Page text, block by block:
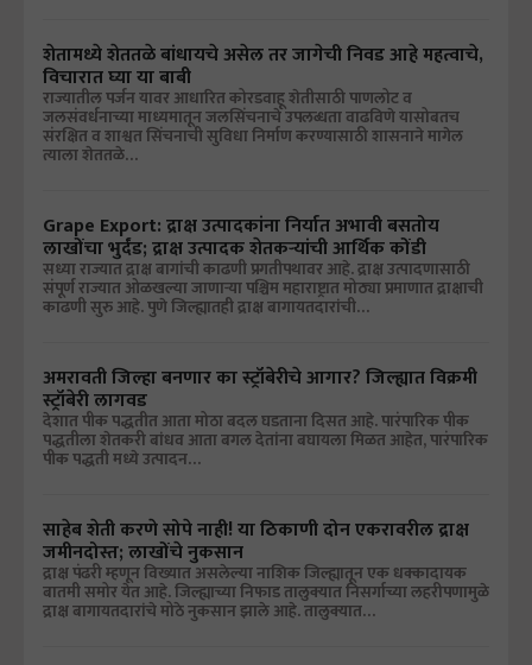
शेतामध्ये शेततळे बांधायचे असेल तर जागेची निवड आहे महत्वाचे,
विचारात घ्या या बाबी
राज्यातील पर्जन यावर आधारित कोरडवाहू शेतीसाठी पाणलोट व
जलसंवर्धनाच्या माध्यमातून जलसिंचनाचे उपलब्धता वाढविणे यासोबतच
संरक्षित व शाश्वत सिंचनाची सुविधा निर्माण करण्यासाठी शासनाने मागेल
त्याला शेततळे…
Grape Export: द्राक्ष उत्पादकांना निर्यात अभावी बसतोय
लाखोंचा भुर्दंड; द्राक्ष उत्पादक शेतकऱ्यांची आर्थिक कोंडी
सध्या राज्यात द्राक्ष बागांची काढणी प्रगतीपथावर आहे. द्राक्ष उत्पादणासाठी
संपूर्ण राज्यात ओळखल्या जाणाऱ्या पश्चिम महाराष्ट्रात मोठ्या प्रमाणात द्राक्षाची
काढणी सुरु आहे. पुणे जिल्ह्यातही द्राक्ष बागायतदारांची…
अमरावती जिल्हा बनणार का स्ट्रॉबेरीचे आगार? जिल्ह्यात विक्रमी
स्ट्रॉबेरी लागवड
देशात पीक पद्धतीत आता मोठा बदल घडताना दिसत आहे. पारंपारिक पीक
पद्धतीला शेतकरी बांधव आता बगल देतांना बघायला मिळत आहेत, पारंपारिक
पीक पद्धती मध्ये उत्पादन…
साहेब शेती करणे सोपे नाही! या ठिकाणी दोन एकरावरील द्राक्ष
जमीनदोस्त; लाखोंचे नुकसान
द्राक्ष पंढरी म्हणून विख्यात असलेल्या नाशिक जिल्ह्यातून एक धक्कादायक
बातमी समोर येत आहे. जिल्ह्याच्या निफाड तालुक्यात निसर्गाच्या लहरीपणामुळे
द्राक्ष बागायतदारांचे मोठे नुकसान झाले आहे. तालुक्यात…